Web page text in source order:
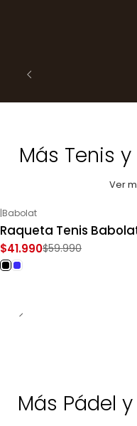
Más Tenis
Ver
-30%OFF
|Babolat
Raqueta Tenis
$41.990$59.990
Más Pádel